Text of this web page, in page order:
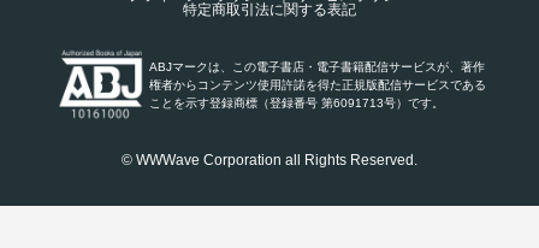
特定商取引法に関する表記
ABJマークは、この電子書店・電子書籍配信サービスが、著作
権者からコンテンツ使用許諾を得た正規版配信サービスである
ことを示す登録商標（登録番号 第6091713号）です。
© WWWave Corporation all Rights Reserved.